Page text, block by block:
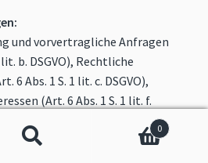
und vorvertragliche Anfragen
lit. b. DSGVO), Rechtliche
6 Abs. 1 S. 1 lit. c. DSGVO),
(Art. 6 Abs. 1 S. 1 lit. f.
0